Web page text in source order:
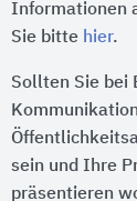
Informationen
Sie bitte hier.
Sollten Sie bei
sein und Ihre
präsentieren